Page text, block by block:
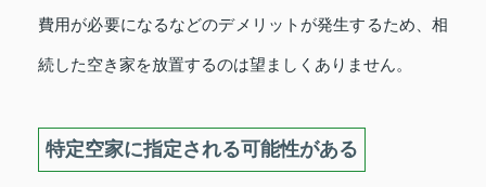
費用が必要になるなどのデメリットが発生するため、相
続した空き家を放置するのは望ましくありません。
特定空家に指定される可能性がある